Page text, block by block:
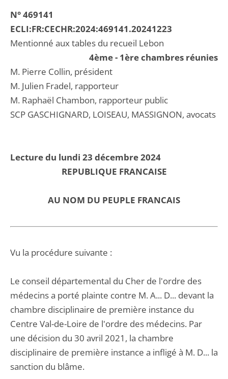
N° 469141
ECLI:FR:CECHR:2024:469141.20241223
Mentionné aux tables du recueil Lebon
4ème - 1ère chambres réunies
M. Pierre Collin, président
M. Julien Fradel, rapporteur
M. Raphaël Chambon, rapporteur public
SCP GASCHIGNARD, LOISEAU, MASSIGNON, avocats
Lecture du lundi 23 décembre 2024
REPUBLIQUE FRANCAISE
AU NOM DU PEUPLE FRANCAIS
Vu la procédure suivante :
Le conseil départemental du Cher de l'ordre des
médecins a porté plainte contre M. A... D... devant la
chambre disciplinaire de première instance du
Centre Val-de-Loire de l'ordre des médecins. Par
une décision du 30 avril 2021, la chambre
disciplinaire de première instance a infligé à M. D... la
sanction du blâme.